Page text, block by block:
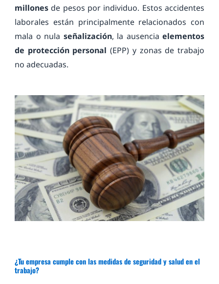
millones de pesos por individuo. Estos accidentes
laborales están principalmente relacionados con
mala o nula señalización, la ausencia elementos
de protección personal (EPP) y zonas de trabajo
no adecuadas.
¿Tu empresa cumple con las medidas de seguridad y salud en el
trabajo?